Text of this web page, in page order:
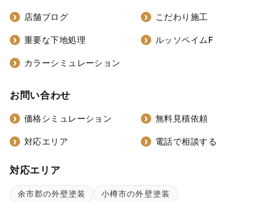
店舗ブログ こだわり施工
重要な下地処理 ルッソペイムF
カラーシミュレーション
お問い合わせ
価格シミュレーション 無料見積依頼
対応エリア 電話で相談する
対応エリア
余市郡の外壁塗装
小樽市の外壁塗装